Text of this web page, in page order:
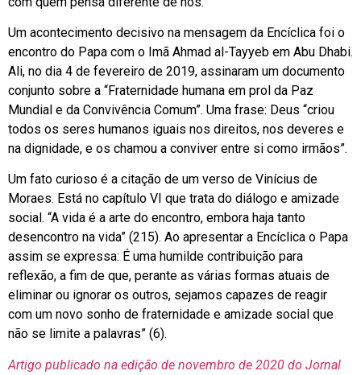
Um acontecimento decisivo na mensagem da Encíclica foi o
encontro do Papa com o Imã Ahmad al-Tayyeb em Abu Dhabi.
Ali, no dia 4 de fevereiro de 2019, assinaram um documento
conjunto sobre a “Fraternidade humana em prol da Paz
Mundial e da Convivência Comum”. Uma frase: Deus “criou
todos os seres humanos iguais nos direitos, nos deveres e
na dignidade, e os chamou a conviver entre si como irmãos”.
Um fato curioso é a citação de um verso de Vinícius de
Moraes. Está no capítulo VI que trata do diálogo e amizade
social. “A vida é a arte do encontro, embora haja tanto
desencontro na vida” (215). Ao apresentar a Encíclica o Papa
assim se expressa: É uma humilde contribuição para
reflexão, a fim de que, perante as várias formas atuais de
eliminar ou ignorar os outros, sejamos capazes de reagir
com um novo sonho de fraternidade e amizade social que
não se limite a palavras” (6).
Artigo publicado na edição de novembro de 2020 do Jornal